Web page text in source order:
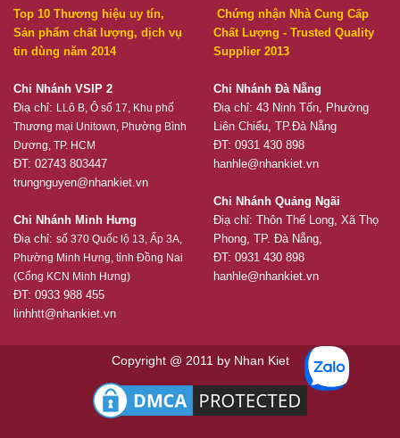
Top 10 Thương hiệu uy tín,
Sản phẩm chất lượng, dịch vụ
tin dùng năm 2014
Chi Nhánh VSIP 2
Điạ chỉ: LLô B, Ô số 17, Khu phố
Thương mại Unitown, Phường Bình
Dương, TP. HCM
ĐT: 02743 803447
trungnguyen@nhankiet.vn
Chi Nhánh Minh Hưng
Điạ chỉ: số 370 Quốc lộ 13, Ấp 3A,
Phường Minh Hưng, tỉnh Đồng Nai
(Cổng KCN Minh Hưng)
ĐT: 0933 988 455
linhhtt@nhankiet.vn
Chứng nhận Nhà Cung Cấp
Chất Lượng - Trusted Quality
Supplier 2013
Chi Nhánh Đà Nẵng
Điạ chỉ: 43 Ninh Tốn, Phường
Liên Chiểu, TP.Đà Nẵng
ĐT: 0931 430 898
hanhle@nhankiet.vn
Chi Nhánh Quảng Ngãi
Điạ chỉ: Thôn Thế Long, Xã Thọ
Phong, TP. Đà Nẵng,
ĐT: 0931 430 898
hanhle@nhankiet.vn
Copyright @ 2011 by Nhan Kiet